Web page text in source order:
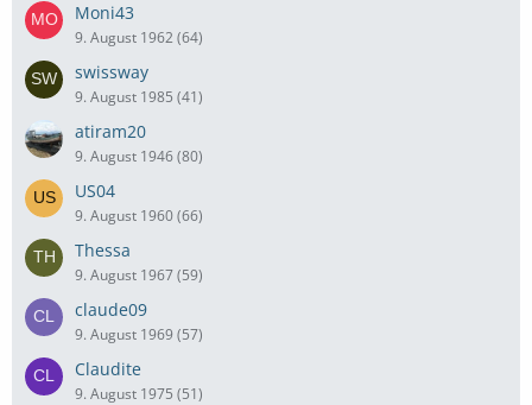
Moni43
9. August 1962 (64)
swissway
9. August 1985 (41)
atiram20
9. August 1946 (80)
US04
9. August 1960 (66)
Thessa
9. August 1967 (59)
claude09
9. August 1969 (57)
Claudite
9. August 1975 (51)